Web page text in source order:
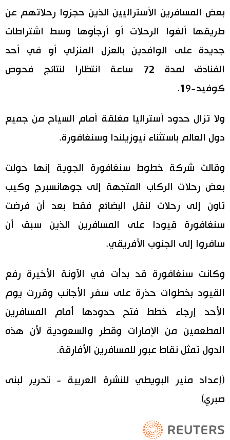
بعض المسافرين الأستراليين الذين حجزوا رحلاتهم عن
طريقها ألغوا الرحلات أو أرجأوها وسط اشتراطات
جديدة على الوافدين بالعزل المنزلي أو في أحد
الفنادق لمدة 72 ساعة انتظارا لنتائج فحوص
كوفيد-19.
ولا تزال حدود أستراليا مغلقة أمام السياح من جميع
دول العالم باستثناء نيوزيلندا وسنغافورة.
وقالت شركة خطوط سنغافورة الجوية إنها حولت
بعض رحلات الركاب المتجهة إلى جوهانسبرج وكيب
تاون إلى رحلات لنقل البضائع فقط بعد أن فرضت
سنغافورة قيودا على المسافرين الذين سبق أن
سافروا إلى الجنوب الأفريقي.
وكانت سنغافورة قد بدأت في الآونة الأخيرة رفع
القيود بخطوات حذرة على سفر الأجانب وقررت يوم
الأحد إرجاء خطط فتح حدودها أمام المسافرين
المطعمين من الإمارات وقطر والسعودية لأن هذه
الدول تمثل نقاط عبور للمسافرين الأفارقة.
(إعداد منير البويطي للنشرة العربية - تحرير لبنى
صبري)